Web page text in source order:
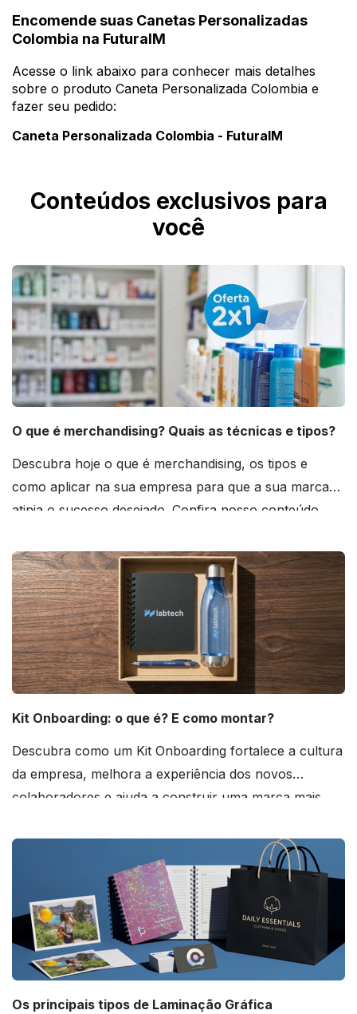
Encomende suas Canetas Personalizadas
Colombia na FuturaIM
Acesse o link abaixo para conhecer mais detalhes
sobre o produto Caneta Personalizada Colombia e
fazer seu pedido:
Caneta Personalizada Colombia - FuturaIM
Conteúdos exclusivos para
você
O que é merchandising? Quais as técnicas e tipos?
Descubra hoje o que é merchandising, os tipos e
como aplicar na sua empresa para que a sua marca
atinja o sucesso desejado. Confira nosso conteúdo
Kit Onboarding: o que é? E como montar?
Descubra como um Kit Onboarding fortalece a cultura
da empresa, melhora a experiência dos novos
colaboradores e ajuda a construir uma marca mais
Os principais tipos de Laminação Gráfica